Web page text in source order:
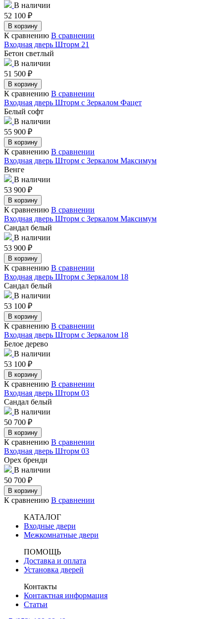
В наличии
52 100 ₽
В корзину
К сравнению В сравнении
Входная дверь Шторм 21
Бетон светлый
В наличии
51 500 ₽
В корзину
К сравнению В сравнении
Входная дверь Шторм с Зеркалом Фацет
Белый софт
В наличии
55 900 ₽
В корзину
К сравнению В сравнении
Входная дверь Шторм с Зеркалом Максимум
Венге
В наличии
53 900 ₽
В корзину
К сравнению В сравнении
Входная дверь Шторм с Зеркалом Максимум
Сандал белый
В наличии
53 900 ₽
В корзину
К сравнению В сравнении
Входная дверь Шторм с Зеркалом 18
Сандал белый
В наличии
53 100 ₽
В корзину
К сравнению В сравнении
Входная дверь Шторм с Зеркалом 18
Белое дерево
В наличии
53 100 ₽
В корзину
К сравнению В сравнении
Входная дверь Шторм 03
Сандал белый
В наличии
50 700 ₽
В корзину
К сравнению В сравнении
Входная дверь Шторм 03
Орех бренди
В наличии
50 700 ₽
В корзину
К сравнению В сравнении
КАТАЛОГ
Входные двери
Межкомнатные двери
ПОМОЩЬ
Доставка и оплата
Установка дверей
Контакты
Контактная информация
Статьи